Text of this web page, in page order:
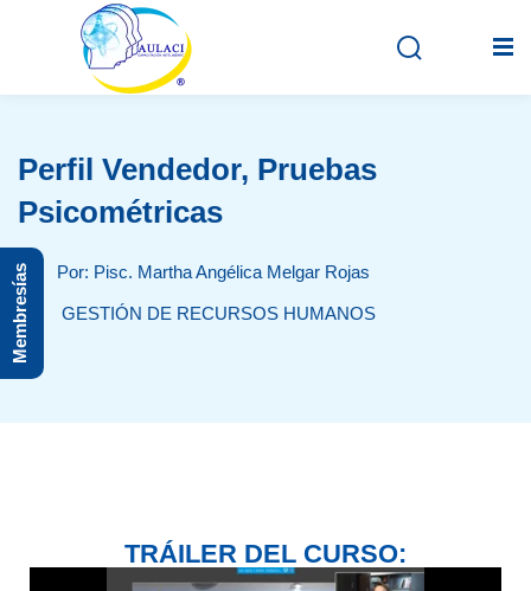
Inicio
Grabados
Perfil Vendedor, Pruebas
Psicométricas
Por: Pisc. Martha Angélica Melgar Rojas
GESTIÓN DE RECURSOS HUMANOS
TRÁILER DEL CURSO:
Membresías